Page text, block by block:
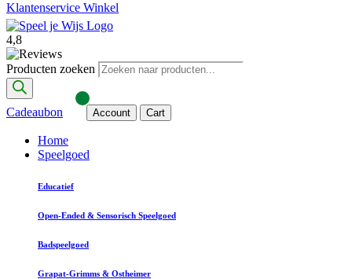
Klantenservice Winkel
4,8
Producten zoeken
Cadeaubon Account Cart
Home
Speelgoed
Educatief
Open-Ended & Sensorisch Speelgoed
Badspeelgoed
Grapat-Grimms & Ostheimer